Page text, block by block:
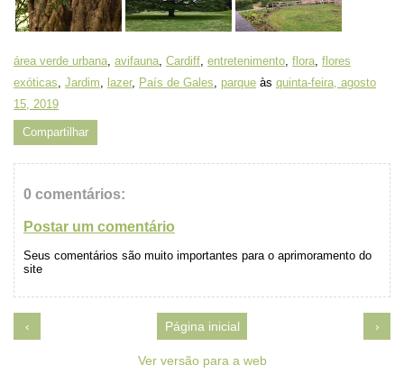
área verde urbana, avifauna, Cardiff, entretenimento, flora, flores
exóticas, Jardim, lazer, País de Gales, parque às quinta-feira, agosto
15, 2019
Compartilhar
0 comentários:
Postar um comentário
Seus comentários são muito importantes para o aprimoramento do
site
‹ ›
Página inicial
Ver versão para a web